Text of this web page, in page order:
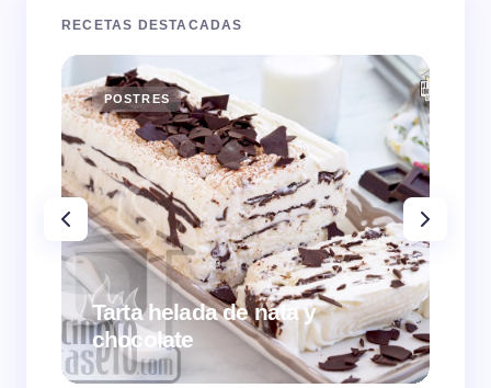
RECETAS DESTACADAS
POSTRES
Tarta helada de nata y
chocolate